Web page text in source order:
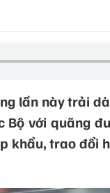
lần này trải
với quãng
khẩu, trao đổi